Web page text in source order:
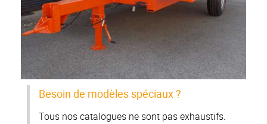
Besoin de modèles spéciaux ?
Tous nos catalogues ne sont pas exhaustifs.